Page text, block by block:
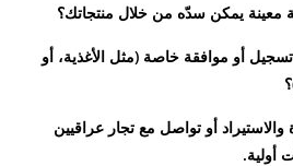
يمكن سدّه من خلال منتجاتك؟
أو موافقة خاصة (مثل الأغذية، أو
والاستيراد أو تواصل مع تجار عراقيين